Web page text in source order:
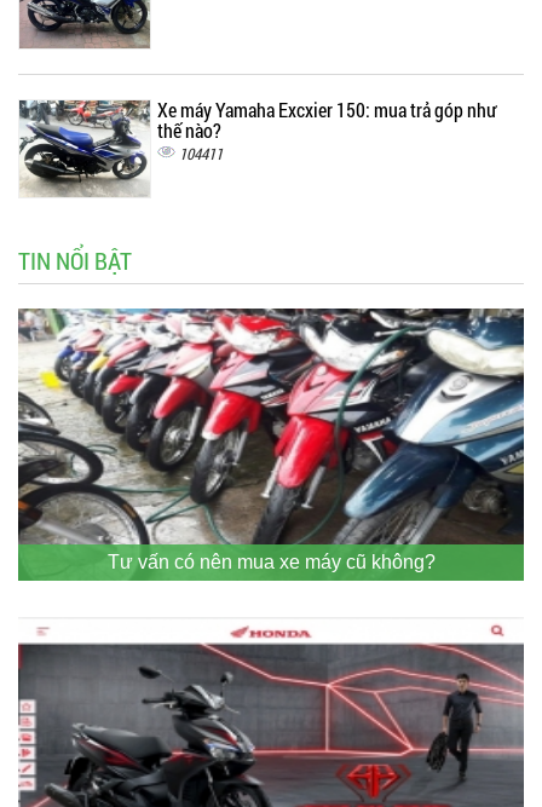
Xe máy Yamaha Excxier 150: mua trả góp như
thế nào?
104411
TIN NỔI BẬT
Tư vấn có nên mua xe máy cũ không?